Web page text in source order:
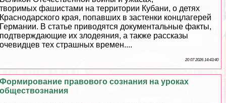
творимых фашистами на территории Кубани, о детях
Краснодарского края, попавших в застенки концлагерей
Германии. В статье приводятся документальные факты,
подтверждающие их злодеяния, а также рассказы
очевидцев тех страшных времен....
20 07 2026 14:43:40
Формирование правового сознания на уроках
обществознания